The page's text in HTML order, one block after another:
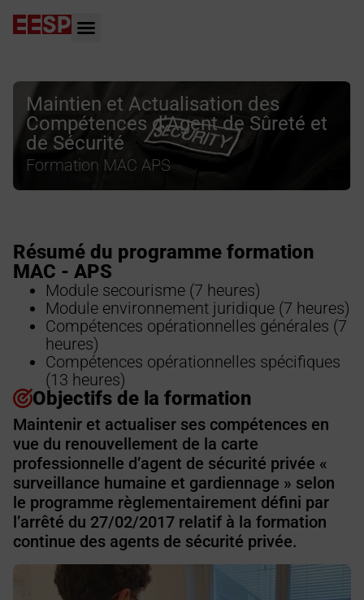
Maintien et Actualisation des
Compétences d’Agent de Sûreté et
de Sécurité
Formation MAC APS
Résumé du programme formation
MAC - APS
Module secourisme (7 heures)
Module environnement juridique (7 heures)
Compétences opérationnelles générales (7
heures)
Compétences opérationnelles spécifiques
(13 heures)
Objectifs de la formation
Maintenir et actualiser ses compétences en
vue du renouvellement de la carte
professionnelle d’agent de sécurité privée «
surveillance humaine et gardiennage » selon
le programme règlementairement défini par
l’arrêté du 27/02/2017 relatif à la formation
continue des agents de sécurité privée.